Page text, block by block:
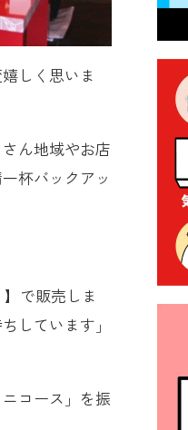
しく思いま
ん地域やお店
杯バックアッ
で販売しま
しています」
コース」を振